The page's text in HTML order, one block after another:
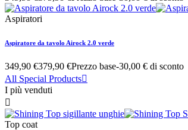
Aspiratori
Aspiratore da tavolo Airock 2.0 verde
349,90 €379,90 €Prezzo base-30,00 € di sconto
All Special Products
I più venduti

Top coat